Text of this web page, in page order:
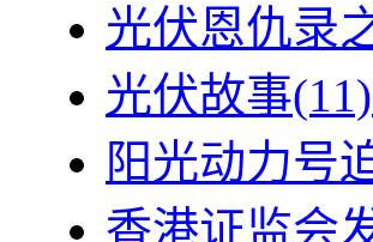
光伏恩仇录
光伏故事
阳光动力号
香港证监会